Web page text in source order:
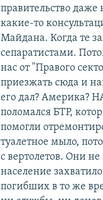
правительство даже
какие-то
Майдана. Когда те
сепаратистами.
нас от "Правого
приезжать сюда и
его дал? Америка?
поломался БТР,
помогли
туалетное мыло,
с вертолетов. Они
население
погибших в то же